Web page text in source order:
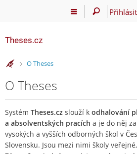
Theses.cz
>
O Theses
O Theses
Systém Theses.cz slouží k odhalování
a absolventských pracích a je do něj
vysokých a vyšších odborných škol v
Slovensku. Jsou mezi nimi školy